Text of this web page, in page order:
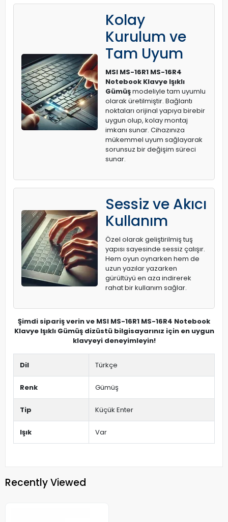
Kolay
Kurulum ve
Tam Uyum
MSI MS-16R1 MS-16R4
Notebook Klavye Işıklı
Gümüşmodeliyle tam uyumlu
olarak üretilmiştir. Bağlantı
noktaları orijinal yapıya birebir
uygun olup, kolay montaj
imkanı sunar. Cihazınıza
mükemmel uyum sağlayarak
sorunsuz bir değişim süreci
sunar.
Sessiz ve Akıcı
Kullanım
Özel olarak geliştirilmiş tuş
yapısı sayesinde sessiz çalışır.
Hem oyun oynarken hem de
uzun yazılar yazarken
gürültüyü en aza indirerek
rahat bir kullanım sağlar.
Şimdi sipariş verin ve MSI MS-16R1 MS-16R4 Notebook
Klavye Işıklı Gümüş dizüstü bilgisayarınız için en uygun
klavyeyi deneyimleyin!
Dil Türkçe
Renk Gümüş
Tip Küçük Enter
Işık Var
Recently Viewed